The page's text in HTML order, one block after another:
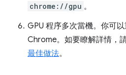
chrome://gpu 。
GPU 程序多次當機。你可
Chrome。如要瞭解詳情，
最佳做法。